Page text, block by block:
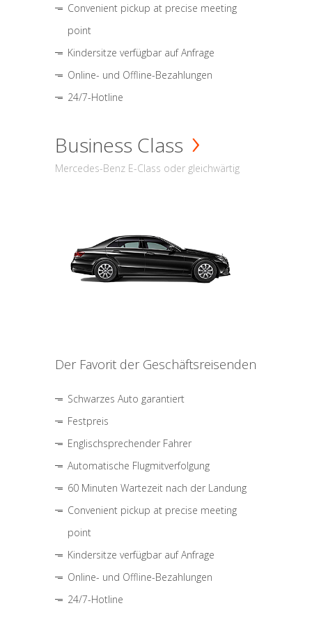
Convenient pickup at precise meeting
point
Kindersitze verfügbar auf Anfrage
Online- und Offline-Bezahlungen
24/7-Hotline
Business Class
Mercedes-Benz E-Class oder gleichwärtig
Der Favorit der Geschäftsreisenden
Schwarzes Auto garantiert
Festpreis
Englischsprechender Fahrer
Automatische Flugmitverfolgung
60 Minuten Wartezeit nach der Landung
Convenient pickup at precise meeting
point
Kindersitze verfügbar auf Anfrage
Online- und Offline-Bezahlungen
24/7-Hotline